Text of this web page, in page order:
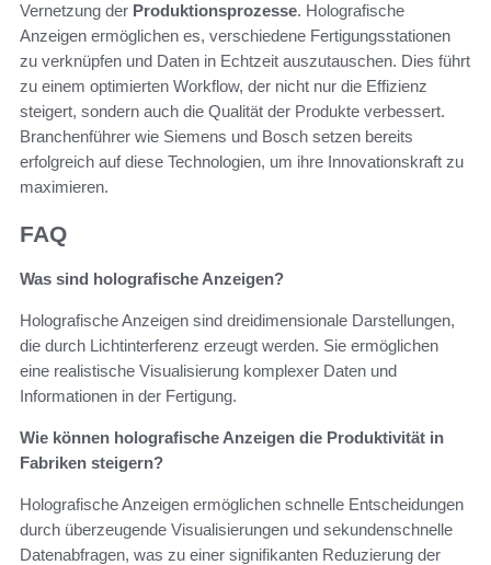
Vernetzung der Produktionsprozesse. Holografische
Anzeigen ermöglichen es, verschiedene Fertigungsstationen
zu verknüpfen und Daten in Echtzeit auszutauschen. Dies führt
zu einem optimierten Workflow, der nicht nur die Effizienz
steigert, sondern auch die Qualität der Produkte verbessert.
Branchenführer wie Siemens und Bosch setzen bereits
erfolgreich auf diese Technologien, um ihre Innovationskraft zu
maximieren.
FAQ
Was sind holografische Anzeigen?
Holografische Anzeigen sind dreidimensionale Darstellungen,
die durch Lichtinterferenz erzeugt werden. Sie ermöglichen
eine realistische Visualisierung komplexer Daten und
Informationen in der Fertigung.
Wie können holografische Anzeigen die Produktivität in
Fabriken steigern?
Holografische Anzeigen ermöglichen schnelle Entscheidungen
durch überzeugende Visualisierungen und sekundenschnelle
Datenabfragen, was zu einer signifikanten Reduzierung der